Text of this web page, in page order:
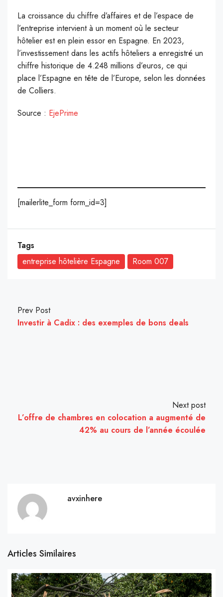
La croissance du chiffre d’affaires et de l’espace de
l’entreprise intervient à un moment où le secteur
hôtelier est en plein essor en Espagne. En 2023,
l’investissement dans les actifs hôteliers a enregistré un
chiffre historique de 4.248 millions d’euros, ce qui
place l’Espagne en tête de l’Europe, selon les données
de Colliers.
Source : EjePrime
[mailerlite_form form_id=3]
Tags
entreprise hôtelière Espagne
Room 007
Prev Post
Investir à Cadix : des exemples de bons deals
Next post
L’offre de chambres en colocation a augmenté de
42% au cours de l’année écoulée
avxinhere
Articles Similaires